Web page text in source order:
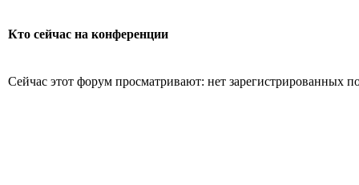
Кто сейчас на конференции
Сейчас этот форум просматривают: нет зарегистрированных